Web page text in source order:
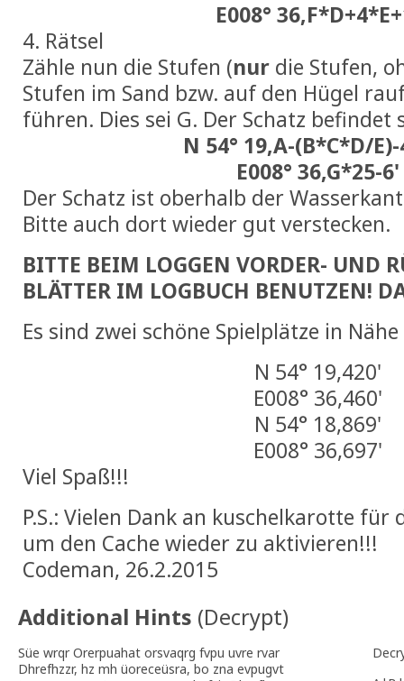
E008°
4. Rätsel
Zähle nun die Stufen (nur die Stufen,
Stufen im Sand bzw. auf den Hügel
führen. Dies sei G. Der Schatz befindet
N 54° 19,A-(B*C*D/
E008° 36,G*25-6'
Der Schatz ist oberhalb der
Bitte auch dort wieder gut verstecken.
BITTE BEIM LOGGEN VORDER- UND
BLÄTTER IM LOGBUCH BENUTZEN!
Es sind zwei schöne Spielplätze in
N 54° 19,420'
E008° 36,460'
N 54° 18,869'
E008° 36,697'
Viel Spaß!!!
P.S.: Vielen Dank an kuschelkarotte
um den Cache wieder zu aktivieren!!!
Codeman, 26.2.2015
Additional Hints (Decrypt)
Süe wrqr Orerpuahat orsvaqrg fvpu uvre rvar
Dhrefhzzr, hz mh üoreceüsra, bo zna evpugvt